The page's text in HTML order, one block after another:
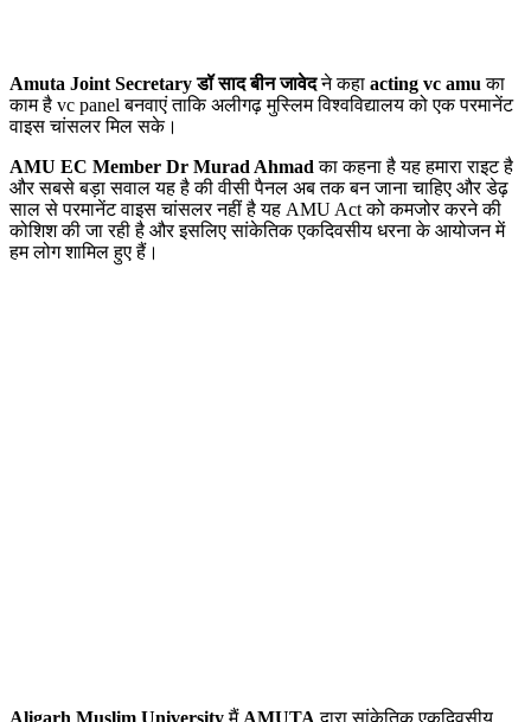
Amuta Joint Secretary डॉ साद बीन जावेदने कहा acting vc amu का
काम है vc panel बनवाएं ताकि अलीगढ़ मुस्लिम विश्वविद्यालय को एक परमानेंट
वाइस चांसलर मिल सके।
AMU EC Member Dr Murad Ahmad का कहना है यह हमारा राइट है
और सबसे बड़ा सवाल यह है की वीसी पैनल अब तक बन जाना चाहिए और डेढ़
साल से परमानेंट वाइस चांसलर नहीं है यह AMU Act को कमजोर करने की
कोशिश की जा रही है और इसलिए सांकेतिक एकदिवसीय धरना के आयोजन में
हम लोग शामिल हुए हैं।